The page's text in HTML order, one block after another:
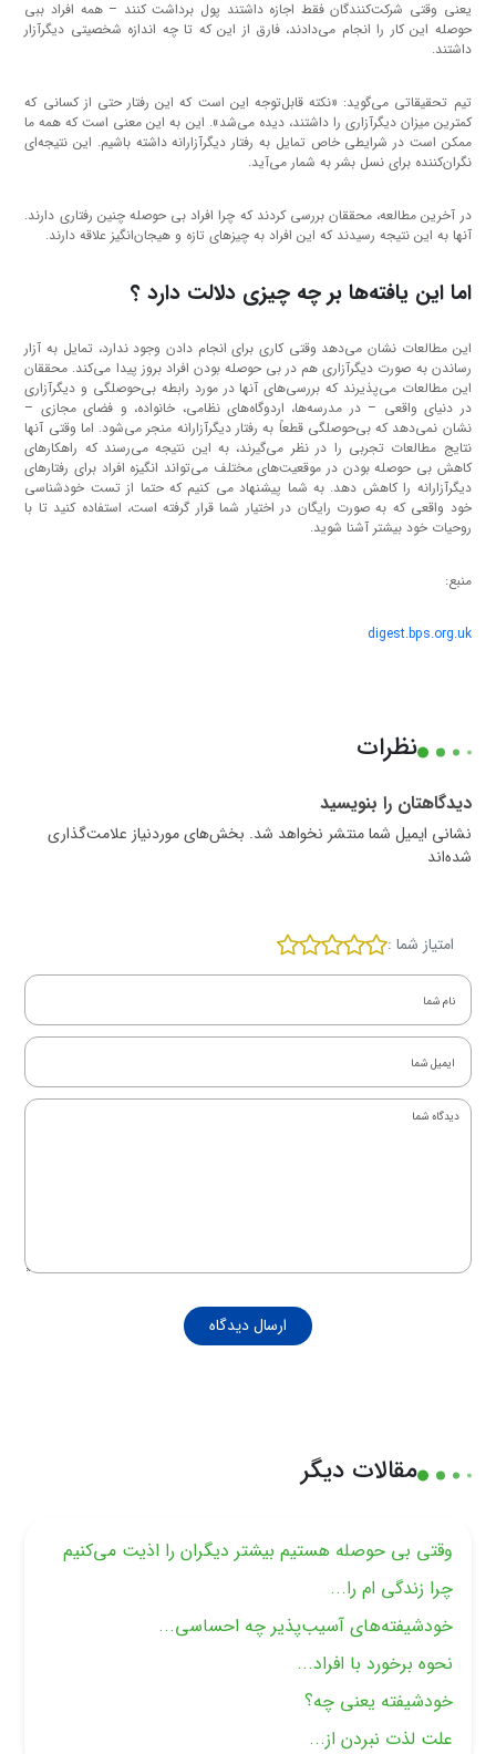
یعنی وقتی شرکت‌کنندگان فقط اجازه داشتند پول برداشت کنند – همه افراد ببی
حوصله این کار را انجام می‌دادند، فارق از این که تا چه اندازه شخصیتی دیگرآزار
داشتند.
تیم تحقیقاتی می‌گوید: «نکته قابل‌توجه این است که این رفتار حتی از کسانی که
کمترین میزان دیگرآزاری را داشتند، دیده می‌شد». این به این معنی است که همه ما
ممکن است در شرایطی خاص تمایل به رفتار دیگرآزارانه داشته باشیم. این نتیجه‌ای
نگران‌کننده برای نسل بشر به شمار می‌آید.
در آخرین مطالعه، محققان بررسی کردند که چرا افراد بی‌ حوصله چنین رفتاری دارند.
آنها به این نتیجه رسیدند که این افراد به چیزهای تازه و هیجان‌انگیز علاقه دارند.
اما این یافته‌ها بر چه چیزی دلالت دارد ؟
این مطالعات نشان می‌دهد وقتی کاری برای انجام دادن وجود ندارد، تمایل به آزار
رساندن به صورت دیگرآزاری هم در بی حوصله بودن افراد بروز پیدا می‌کند. محققان
این مطالعات می‌پذیرند که بررسی‌های آنها در مورد رابطه بی‌حوصلگی و دیگرآزاری
در دنیای واقعی – در مدرسه‌ها، اردوگاه‌های نظامی، خانواده، و فضای مجازی –
نشان نمی‌دهد که بی‌حوصلگی قطعاً به رفتار دیگرآزارانه منجر می‌شود. اما وقتی آنها
نتایج مطالعات تجربی را در نظر می‌گیرند، به این نتیجه می‌رسند که راهکارهای
کاهش بی‌ حوصله بودن در موقعیت‌های مختلف می‌تواند انگیزه افراد برای رفتارهای
دیگرآزارانه را کاهش دهد. به شما پیشنهاد می کنیم که حتما از تست خودشناسی
خود واقعی که به صورت رایگان در اختیار شما قرار گرفته است، استفاده کنید تا با
روحیات خود بیشتر آشنا شوید.
منبع:
digest.bps.org.uk
نظرات
دیدگاهتان را بنویسید
نشانی ایمیل شما منتشر نخواهد شد. بخش‌های موردنیاز علامت‌گذاری
شده‌اند
امتیاز شما :
ارسال دیدگاه
مقالات دیگر
وقتی بی‌ حوصله هستیم بیشتر دیگران را اذیت می‌کنیم
چرا زندگی ام را...
خودشیفته‌های آسیب‌پذیر چه احساسی...
نحوه برخورد با افراد...
خودشیفته یعنی چه؟
علت لذت نبردن از...